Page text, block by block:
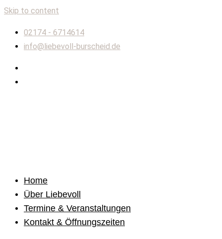
Skip to content
02174 - 6714614
info@liebevoll-burscheid.de
Home
Über Liebevoll
Termine & Veranstaltungen
Kontakt & Öffnungszeiten